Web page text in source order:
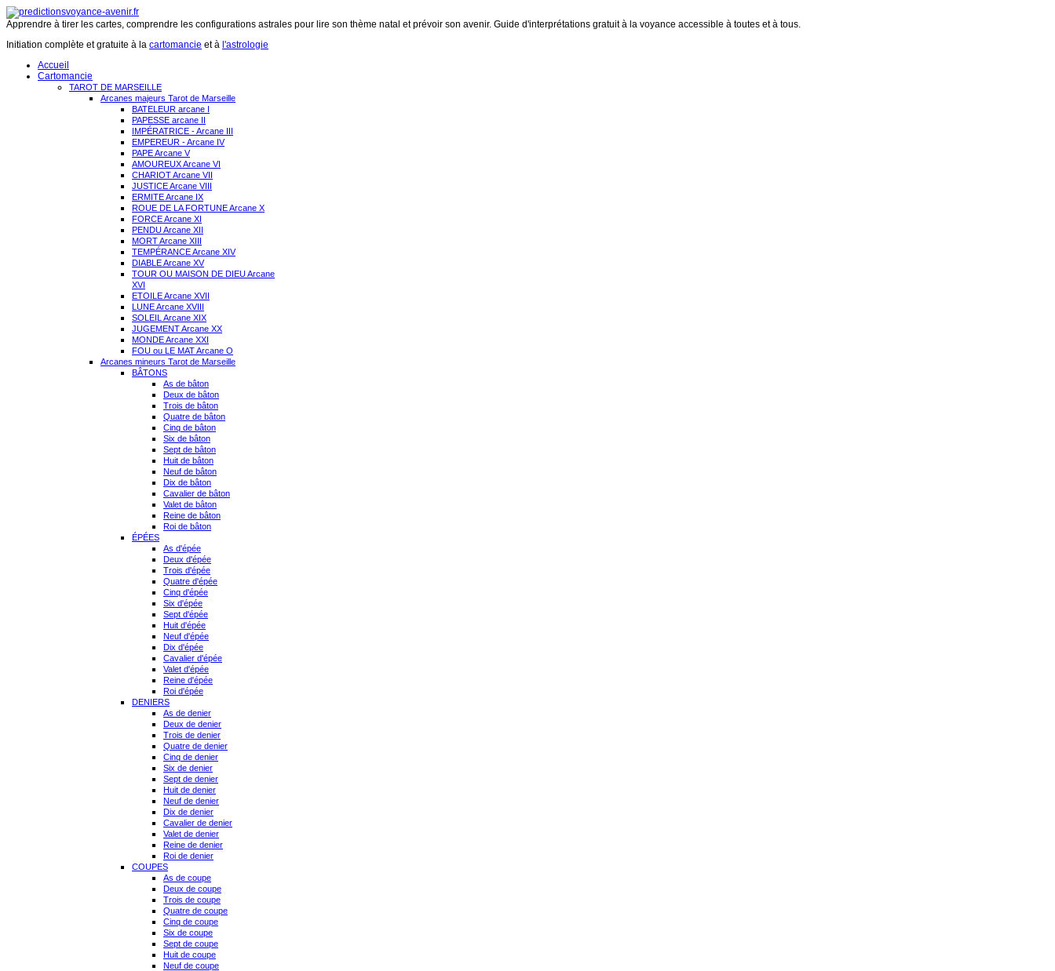
Apprendre à tirer les cartes, comprendre les configurations astrales pour lire son thème natal et prévoir son avenir. Guide d'interprétations gratuit à la voyance accessible à toutes et à tous.
Initiation complète et gratuite à la cartomancie et à l'astrologie
Accueil
Cartomancie
TAROT DE MARSEILLE
Arcanes majeurs Tarot de Marseille
BATELEUR arcane I
PAPESSE arcane II
IMPÉRATRICE - Arcane III
EMPEREUR - Arcane IV
PAPE Arcane V
AMOUREUX Arcane VI
CHARIOT Arcane VII
JUSTICE Arcane VIII
ERMITE Arcane IX
ROUE DE LA FORTUNE Arcane X
FORCE Arcane XI
PENDU Arcane XII
MORT Arcane XIII
TEMPÉRANCE Arcane XIV
DIABLE Arcane XV
TOUR OU MAISON DE DIEU Arcane
XVI
ETOILE Arcane XVII
LUNE Arcane XVIII
SOLEIL Arcane XIX
JUGEMENT Arcane XX
MONDE Arcane XXI
FOU ou LE MAT Arcane O
Arcanes mineurs Tarot de Marseille
BÂTONS
As de bâton
Deux de bâton
Trois de bâton
Quatre de bâton
Cinq de bâton
Six de bâton
Sept de bâton
Huit de bâton
Neuf de bâton
Dix de bâton
Cavalier de bâton
Valet de bâton
Reine de bâton
Roi de bâton
ÉPÉES
As d'épée
Deux d'épée
Trois d'épée
Quatre d'épée
Cinq d'épée
Six d'épée
Sept d'épée
Huit d'épée
Neuf d'épée
Dix d'épée
Cavalier d'épée
Valet d'épée
Reine d'épée
Roi d'épée
DENIERS
As de denier
Deux de denier
Trois de denier
Quatre de denier
Cinq de denier
Six de denier
Sept de denier
Huit de denier
Neuf de denier
Dix de denier
Cavalier de denier
Valet de denier
Reine de denier
Roi de denier
COUPES
As de coupe
Deux de coupe
Trois de coupe
Quatre de coupe
Cinq de coupe
Six de coupe
Sept de coupe
Huit de coupe
Neuf de coupe